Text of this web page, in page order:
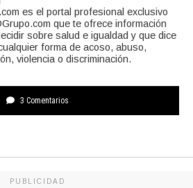
es el portal profesional exclusivo
que te ofrece información
sobre salud e igualdad y que dice
forma de acoso, abuso,
violencia o discriminación.
3 Comentarios
PUBLICIDAD